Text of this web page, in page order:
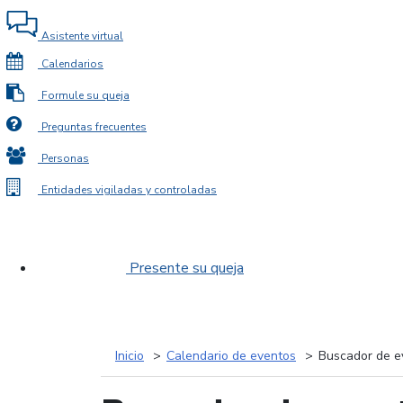
Asistente virtual
Calendarios
Formule su queja
Preguntas frecuentes
Personas
Entidades vigiladas y controladas
Presente su queja
Inicio Calendario de eventos Buscador de